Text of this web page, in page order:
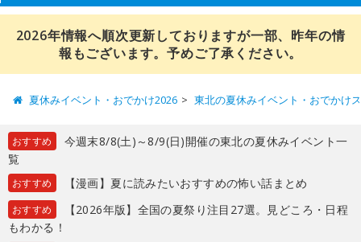
2026年情報へ順次更新しておりますが一部、昨年の情
報もございます。予めご了承ください。
夏休みイベント・おでかけ2026 東北の夏休みイベント・おでかけ
おすすめ
今週末8/8(土)～8/9(日)開催の東北の夏休みイベント一
覧
おすすめ 【漫画】夏に読みたいおすすめの怖い話まとめ
おすすめ
【2026年版】全国の夏祭り注目27選。見どころ・日程
もわかる！